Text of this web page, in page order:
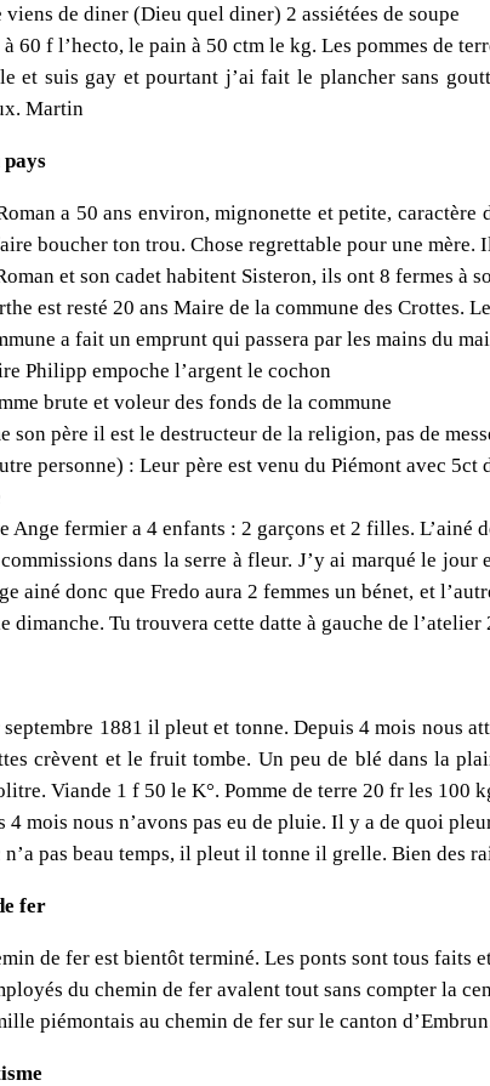
viens de diner (Dieu quel diner) 2 assiétées de soupe
60 f l’hecto, le pain à 50 ctm le kg. Les pommes de
et suis gay et pourtant j’ai fait le plancher sans
Martin
pays
a 50 ans environ, mignonette et petite,
boucher ton trou. Chose regrettable pour une mère.
et son cadet habitent Sisteron, ils ont 8 fermes à
est resté 20 ans Maire de la commune des Crottes.
a fait un emprunt qui passera par les mains du
Philipp empoche l’argent le cochon
brute et voleur des fonds de la commune
son père il est le destructeur de la religion, pas de
personne) : Leur père est venu du Piémont avec
Ange fermier a 4 enfants : 2 garçons et 2 filles.
dans la serre à fleur. J’y ai marqué le
ainé donc que Fredo aura 2 femmes un bénet, et
dimanche. Tu trouvera cette datte à gauche de
septembre 1881 il pleut et tonne. Depuis 4 mois nous
crèvent et le fruit tombe. Un peu de blé dans la
Viande 1 f 50 le K°. Pomme de terre 20 fr les 100
4 mois nous n’avons pas eu de pluie. Il y a de quoi
n’a pas beau temps, il pleut il tonne il grelle. Bien des
fer
de fer est bientôt terminé. Les ponts sont tous faits
du chemin de fer avalent tout sans compter la
piémontais au chemin de fer sur le canton